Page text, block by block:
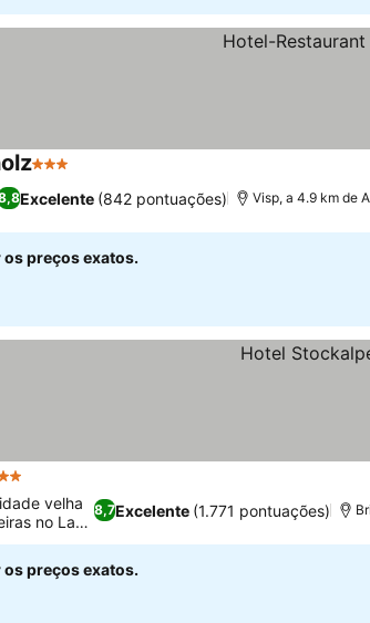
3 Estrelas
Excelente (842 pontuações) Visp, a 4.9 km de
os preços exatos.
8,7Excelente (1.771 pontuações)
velha
no La
os preços exatos.